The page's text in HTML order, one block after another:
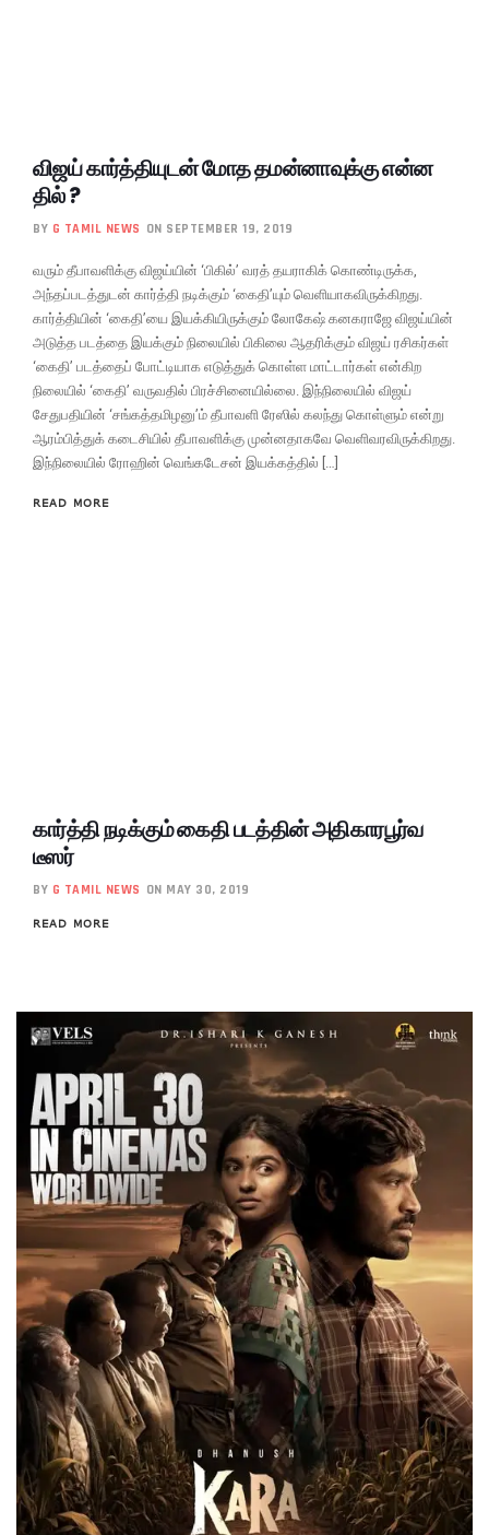
விஜய் கார்த்தியுடன் மோத தமன்னாவுக்கு என்ன
தில் ?
BY G TAMIL NEWS ON SEPTEMBER 19, 2019
வரும் தீபாவளிக்கு விஜய்யின் ‘பிகில்’ வரத் தயராகிக் கொண்டிருக்க,
அந்தப்படத்துடன் கார்த்தி நடிக்கும் ‘கைதி’யும் வெளியாகவிருக்கிறது.
கார்த்தியின் ‘கைதி’யை இயக்கியிருக்கும் லோகேஷ் கனகராஜே விஜய்யின்
அடுத்த படத்தை இயக்கும் நிலையில் பிகிலை ஆதரிக்கும் விஜய் ரசிகர்கள்
‘கைதி’ படத்தைப் போட்டியாக எடுத்துக் கொள்ள மாட்டார்கள் என்கிற
நிலையில் ‘கைதி’ வருவதில் பிரச்சினையில்லை. இந்நிலையில் விஜய்
சேதுபதியின் ‘சங்கத்தமிழனு’ம் தீபாவளி ரேஸில் கலந்து கொள்ளும் என்று
ஆரம்பித்துக் கடைசியில் தீபாவளிக்கு முன்னதாகவே வெளிவரவிருக்கிறது.
இந்நிலையில் ரோஹின் வெங்கடேசன் இயக்கத்தில் […]
READ MORE
கார்த்தி நடிக்கும் கைதி படத்தின் அதிகாரபூர்வ
டீஸர்
BY G TAMIL NEWS ON MAY 30, 2019
READ MORE